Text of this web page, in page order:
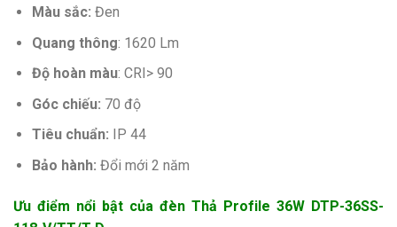
Màu sắc: Đen
Quang thông: 1620 Lm
Độ hoàn màu: CRI> 90
Góc chiếu: 70 độ
Tiêu chuẩn: IP 44
Bảo hành: Đổi mới 2 năm
Ưu điểm nổi bật của đèn Thả Profile 36W DTP-36SS-